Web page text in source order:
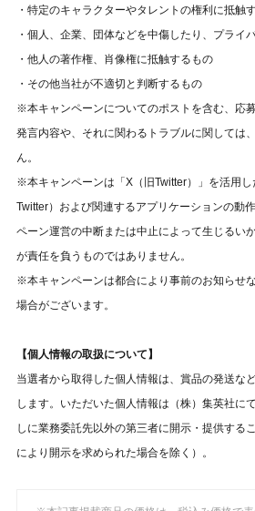
・特定のキャラクターやタレントの権利に抵触
・個人、企業、団体などを中傷したり、プライ
・他人の著作権、肖像権に抵触するもの
・その他当社が不適切と判断するもの
※本キャンペーンについてのポストを含む、応
発言内容や、それに関わるトラブルに関しては
ん。
※本キャンペーンは「X（旧Twitter）」を活用
Twitter）および関連するアプリケーションの動
ペーン運営の中断または中止によって生じるい
が責任を負うものではありません。
※本キャンペーンは都合により事前のお知らせ
場合がございます。
【個人情報の取扱について】
当選者から取得した個人情報は、賞品の発送な
します。いただいた個人情報は（株）集英社に
しに業務委託先以外の第三者に開示・提供する
により開示を求められた場合を除く）。